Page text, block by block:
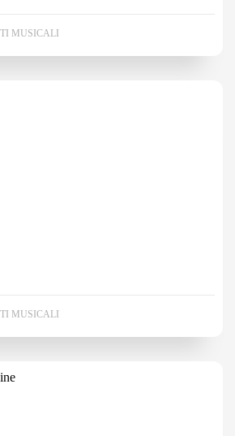
MUSICALI
MUSICALI